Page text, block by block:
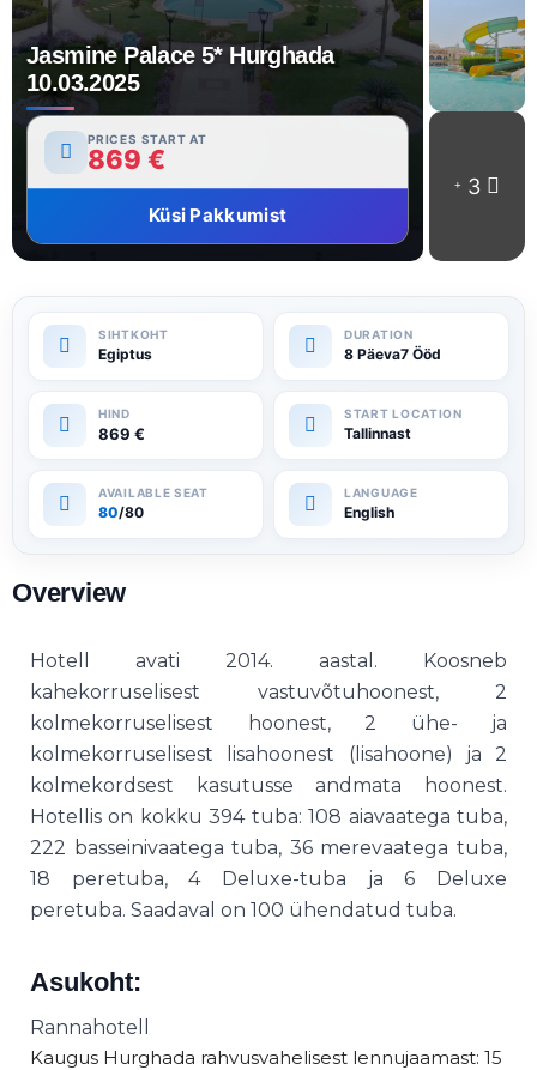
Jasmine Palace 5* Hurghada
10.03.2025
PRICES START AT
869 €
Küsi Pakkumist
3
Egiptus 8 Päeva7 Ööd
869 € Tallinnast
80/80 English
Overview
Hotell avati 2014. aastal. Koosneb
kahekorruselisest vastuvõtuhoonest, 2
kolmekorruselisest hoonest, 2 ühe- ja
kolmekorruselisest lisahoonest (lisahoone) ja 2
kolmekordsest kasutusse andmata hoonest.
Hotellis on kokku 394 tuba: 108 aiavaatega tuba,
222 basseinivaatega tuba, 36 merevaatega tuba,
18 peretuba, 4 Deluxe-tuba ja 6 Deluxe
peretuba. Saadaval on 100 ühendatud tuba.
Asukoht:
Rannahotell
Kaugus Hurghada rahvusvahelisest lennujaamast: 15